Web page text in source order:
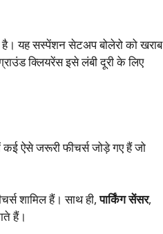
है। यह सस्पेंशन सेटअप बोलेरो को खराब
क्लियरेंस इसे लंबी दूरी के लिए
ऐसे जरूरी फीचर्स जोड़े गए हैं जो
शामिल हैं। साथ ही,पार्किंग सेंसर,
हैं।